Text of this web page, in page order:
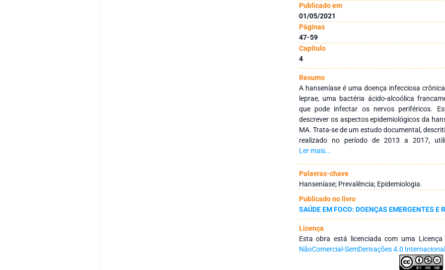
Publicado em
01/05/2021
Páginas
47-59
Capítulo
4
Resumo
A hanseníase é uma doença infecciosa
leprae, uma bactéria ácido-alcoólica
que pode infectar os nervos periféricos.
descrever os aspectos epidemiológicos da
MA. Trata-se de um estudo documental,
realizado no período de 2013 a 2017,
Informação de Agravos de Notificação
município de Caxias do estado do Maranhão.
foram registrados no ano de 2013 (6,15/
ao perfil dos pacientes identificados houve
191 (54,7%) dos casos, em que houve
ano (18,6%), a avaliação da classificação
multibacilar com 260 (74,5%), quanto ao
decorrência da hanseníase o maior índice são
(43,3%) dos casos, e com relação ao
receberam tratamento poliquimioterápico
A hanseníase ainda é considerada uma
Ler mais...
Palavras-chave
Hanseníase; Prevalência; Epidemiologia.
Publicado no livro
SAÚDE EM FOCO: DOENÇAS EMERGENTES E
Licença
Esta obra está licenciada com uma
NãoComercial-SemDerivações 4.0 Internacional